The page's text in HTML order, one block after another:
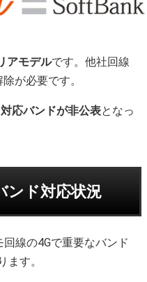
アモデルです。他社回線
が必要です。
応バンドが非公表となっ
ンド対応状況
線の4Gで重要なバンド
ます。